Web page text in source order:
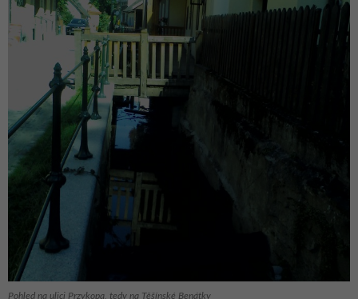
Pohled na ulici Przykopa, tedy na Těšínské Benátky